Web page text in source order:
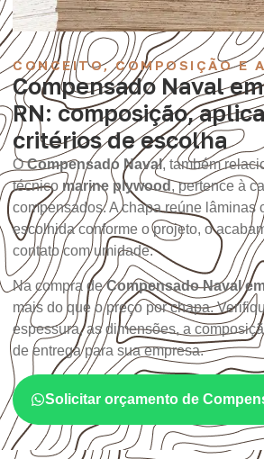
CONCEITO, COMPOSIÇÃO E
Compensado Naval
RN: composição,
critérios de escolha
OCompensado Naval, também
técnico marine plywood, pertence à
compensados. A chapa reúne lâminas
escolhida conforme o projeto, o
contato com umidade.
Na compra deCompensado Naval
mais do que o preço por chapa.
espessura, as dimensões, a
de entrega para sua empresa.
Solicitar orçamento de